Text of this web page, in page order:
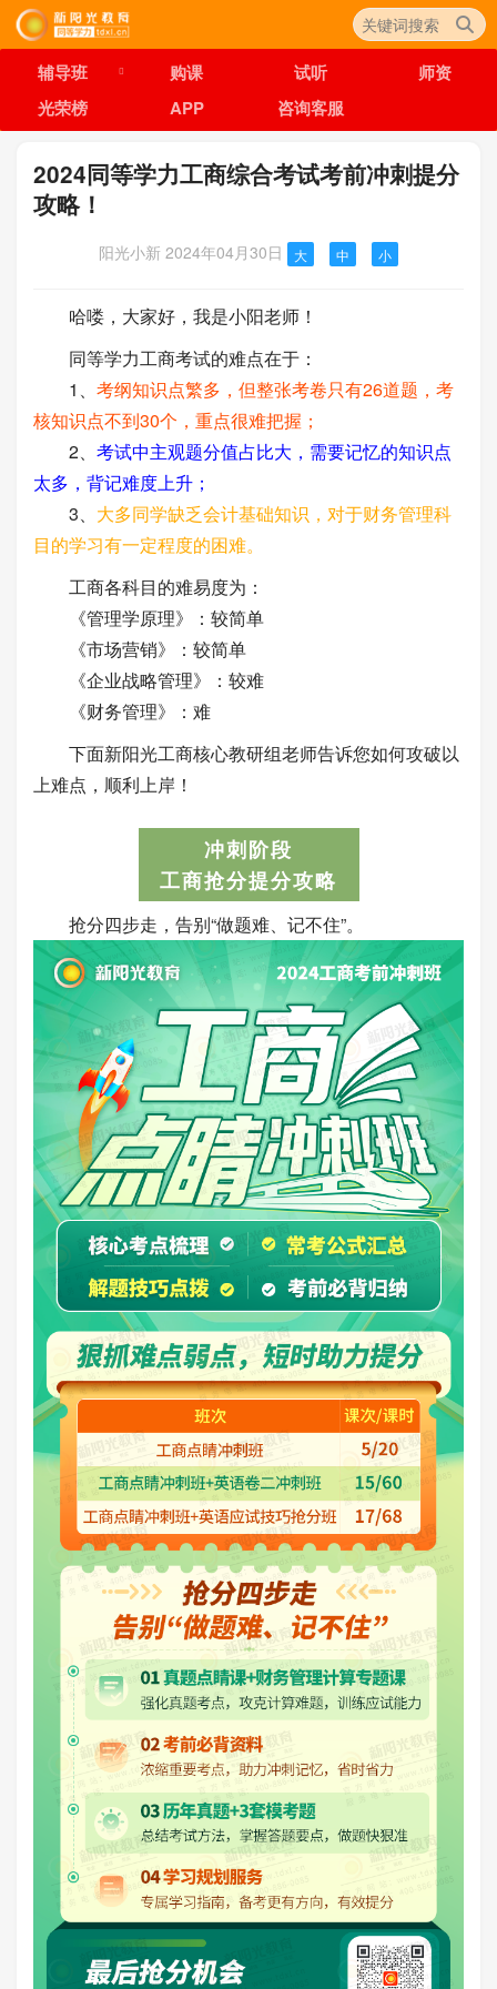
辅导班 购课 试听
师资
光荣榜
APP 咨询客服
2024同等学力工商综合考试考前冲刺提分
攻略！
阳光小新 2024年04月30日 大 中 小
哈喽，大家好，我是小阳老师！
同等学力工商考试的难点在于：
1、 考纲知识点繁多，但整张考卷只有26道题，考
核知识点不到30个，重点很难把握；
2、 考试中主观题分值占比大，需要记忆的知识点
太多，背记难度上升；
3、 大多同学缺乏会计基础知识，对于财务管理科
目的学习有一定程度的困难。
工商各科目的难易度为：
《管理学原理》：较简单
《市场营销》：较简单
《企业战略管理》：较难
《财务管理》：难
下面新阳光工商核心教研组老师告诉您如何攻破以
上难点，顺利上岸！
冲刺阶段
工商抢分提分攻略
抢分四步走，告别“做题难、记不住”。